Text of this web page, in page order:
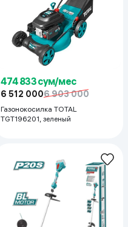
474 833 сум/мес
6 512 0006 903 000
Газонокосилка TOTAL
TGT196201, зеленый